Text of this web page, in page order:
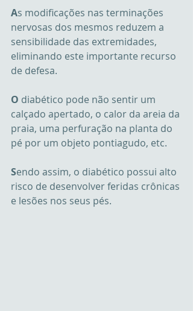
As modificações nas terminações
nervosas dos mesmos reduzem a
sensibilidade das extremidades,
eliminando este importante recurso
de defesa.
O diabético pode não sentir um
calçado apertado, o calor da areia da
praia, uma perfuração na planta do
pé por um objeto pontiagudo, etc.
Sendo assim, o diabético possui alto
risco de desenvolver feridas crônicas
e lesões nos seus pés.